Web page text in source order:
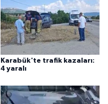
Karabük'te trafik kazaları:
4 yaralı